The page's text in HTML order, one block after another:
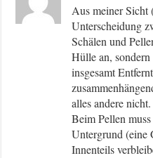
Aus meiner Sicht
Unterscheidung
Schälen und
Hülle an,
insgesamt
alles andere nicht.
Beim Pellen
Untergrund (eine
Innenteils